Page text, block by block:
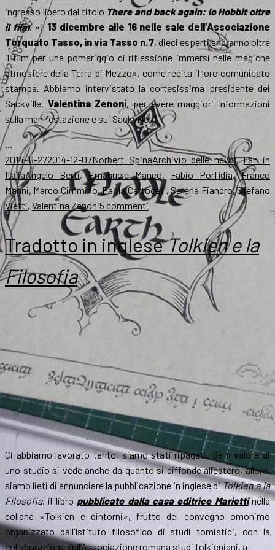
ingresso libero dal titolo There and back again: lo Hobbit oltre
il film. «Il 13 dicembre alle 16 nelle sale dell’Associazione
Torquato Tasso, in via Tasso n.7, dieci esperti andranno oltre
il film per una pomeriggio di riflessione immersi nelle magiche
atmosfere della Terra di Mezzo», come recita il loro comunicato
stampa. Abbiamo intervistato la cortesissima presidente dei
Sackville, Valentina Zenoni, per avere maggiori informazioni
sulla manifestazione e sui Sackville.
Scritto
il
2014-11-272014-12-07Autore
Norbert SpinaCategorie
Archivio delle news,Fan in
ItaliaTag
Angelo Berti,Emanuele Manco, Fabio Porfidia,Franco
Manni, Marco Cimmino,Paola Cartoceti, Serena Fiandro,Stefano
Vietti, Valentina Zenoni5 commentisu
Il
13
dicembre
parla
dello
Hobbit
Tradotto in ingleseTolkien e la
Filosofia
Ci abbiamo lavorato tanto, siamo stati ripagati. Se il valore di
uno studio si vede anche da quanto si diffonde all’estero, allora,
siamo lieti di annunciare la pubblicazione in inglese diTolkien e la
Filosofia, il libro pubblicato dalla casa editrice Mariettinella
collana «Tolkien e dintorni», frutto del convegno omonimo
organizzato dall’Istituto filosofico di studi tomistici, con la
collaborazione dell’Associazione romana studi tolkieniani, a